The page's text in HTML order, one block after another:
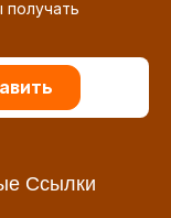
Ссылки